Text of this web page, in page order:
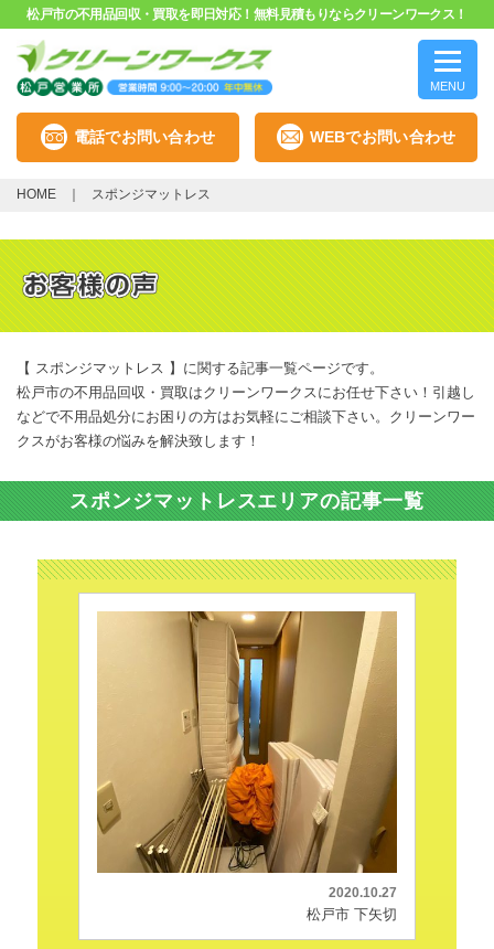
松戸市の不用品回収・買取を即日対応！無料見積もりならクリーンワークス！
MENU
電話でお問い合わせ WEBでお問い合わせ
HOME スポンジマットレス
【 スポンジマットレス 】に関する記事一覧ページです。
松戸市の不用品回収・買取はクリーンワークスにお任せ下さい！引越し
などで不用品処分にお困りの方はお気軽にご相談下さい。クリーンワー
クスがお客様の悩みを解決致します！
スポンジマットレスエリアの記事一覧
2020.10.27
松戸市 下矢切